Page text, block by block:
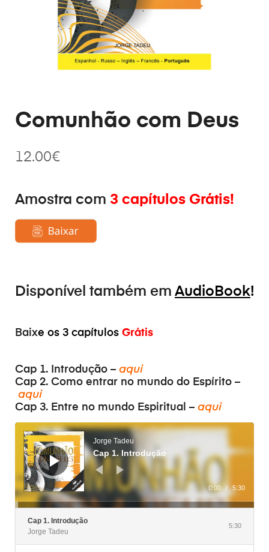
Comunhão com Deus
12.00€
Amostra com 3 capítulos Grátis!
Disponível também em AudioBook!
Baixe os 3 capítulos Grátis
Cap 1. Introdução – aqui
Cap 2. Como entrar no mundo do Espírito –
aqui
Cap 3. Entre no mundo Espiritual – aqui
Audiospeler
Jorge Tadeu
Cap 1. Introdução
0:00 / 5:30
Cap 1. Introdução
Jorge Tadeu
5:30